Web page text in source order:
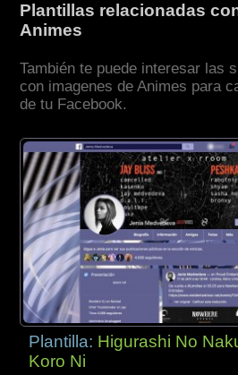
Plantillas relacionadas
Animes
También te puede interesar las
con imagenes de Animes para
de tu Facebook.
Plantilla: Higurashi No
Koro Ni